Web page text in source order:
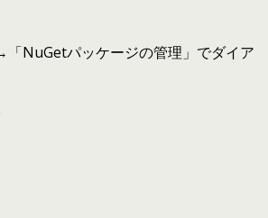
NuGetパッケージの管理」でダイア